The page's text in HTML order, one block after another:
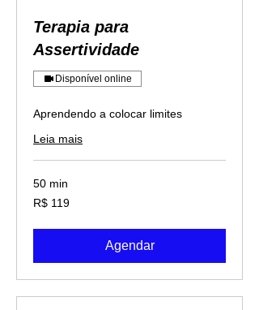
Terapia para
Assertividade
Disponível online
Aprendendo a colocar limites
Leia mais
50 min
119
Reais
R$ 119
Agendar